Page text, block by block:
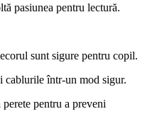
pasiunea pentru lectură.
sunt sigure pentru copil.
cablurile într-un mod sigur.
pentru a preveni